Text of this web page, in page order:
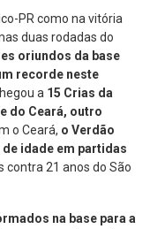
PR como na vitória
duas rodadas do
oriundos da base
recorde neste
a 15 Crias da
do Ceará, outro
o Ceará, o Verdão
idade em partidas
contra 21 anos do São
na base para a